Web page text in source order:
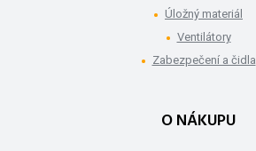
Úložný materiál
Ventilátory
Zabezpečení a čidla
O NÁKUPU